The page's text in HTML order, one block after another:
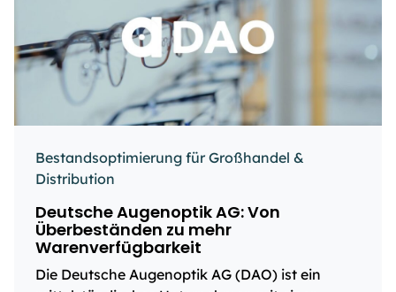
Bestandsoptimierung für Großhandel &
Distribution
Deutsche Augenoptik AG: Von
Überbeständen zu mehr
Warenverfügbarkeit
Die Deutsche Augenoptik AG (DAO) ist ein